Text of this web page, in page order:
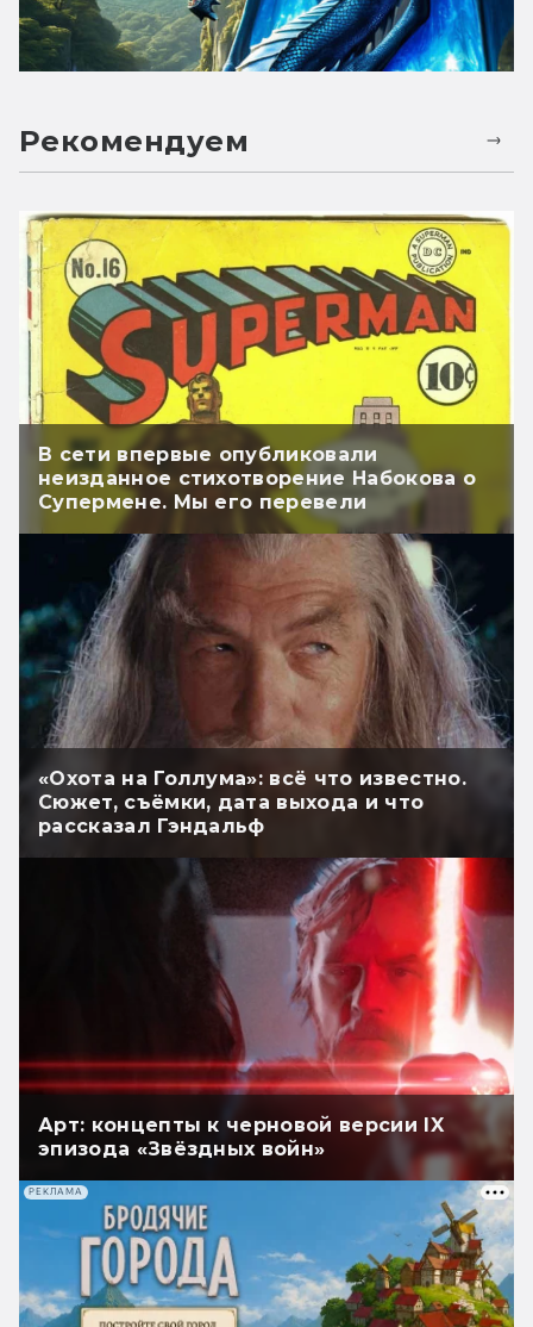
Рекомендуем
В сети впервые опубликовали
неизданное стихотворение Набокова о
Супермене. Мы его перевели
«Охота на Голлума»: всё что известно.
Сюжет, съёмки, дата выхода и что
рассказал Гэндальф
Арт: концепты к черновой версии IX
эпизода «Звёздных войн»
РЕКЛАМА